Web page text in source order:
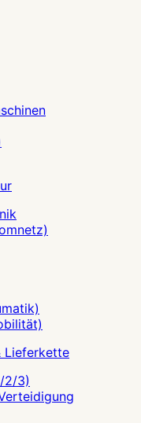
Lieferkette
2/3)